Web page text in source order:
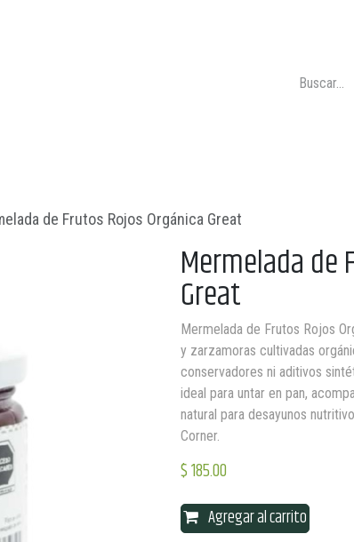
de Frutos Rojos Orgánica Great
Mermelada de
Great
Mermelada de Frutos Rojos
y zarzamoras cultivadas
conservadores ni aditivos
ideal para untar en pan,
natural para desayunos
Corner.
$185.00
Agregar al carrito